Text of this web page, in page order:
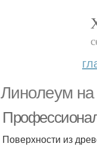
Линолеум на
Поверхности из